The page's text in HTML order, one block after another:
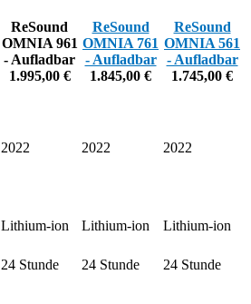
ReSound
OMNIA 961
- Aufladbar
1.995,00 €
ReSound
OMNIA 761
- Aufladbar
1.845,00 €
ReSound
OMNIA 561
- Aufladbar
1.745,00 €
2022 2022
2022
Lithium-ion Lithium-ion
Lithium-ion
24 Stunde 24 Stunde
24 Stunde